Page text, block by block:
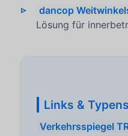
dancop
Lösung für
Links &
Verkehrsspiegel